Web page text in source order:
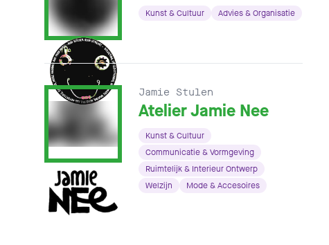
Kunst & Cultuur Advies & Organisatie
Jamie Stulen
Atelier Jamie Nee
Kunst & Cultuur
Communicatie & Vormgeving
Ruimtelijk & Interieur Ontwerp
Welzijn
Mode & Accesoires